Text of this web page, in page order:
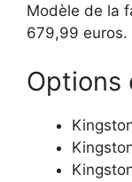
Modèle de la
679,99 euros.
Options